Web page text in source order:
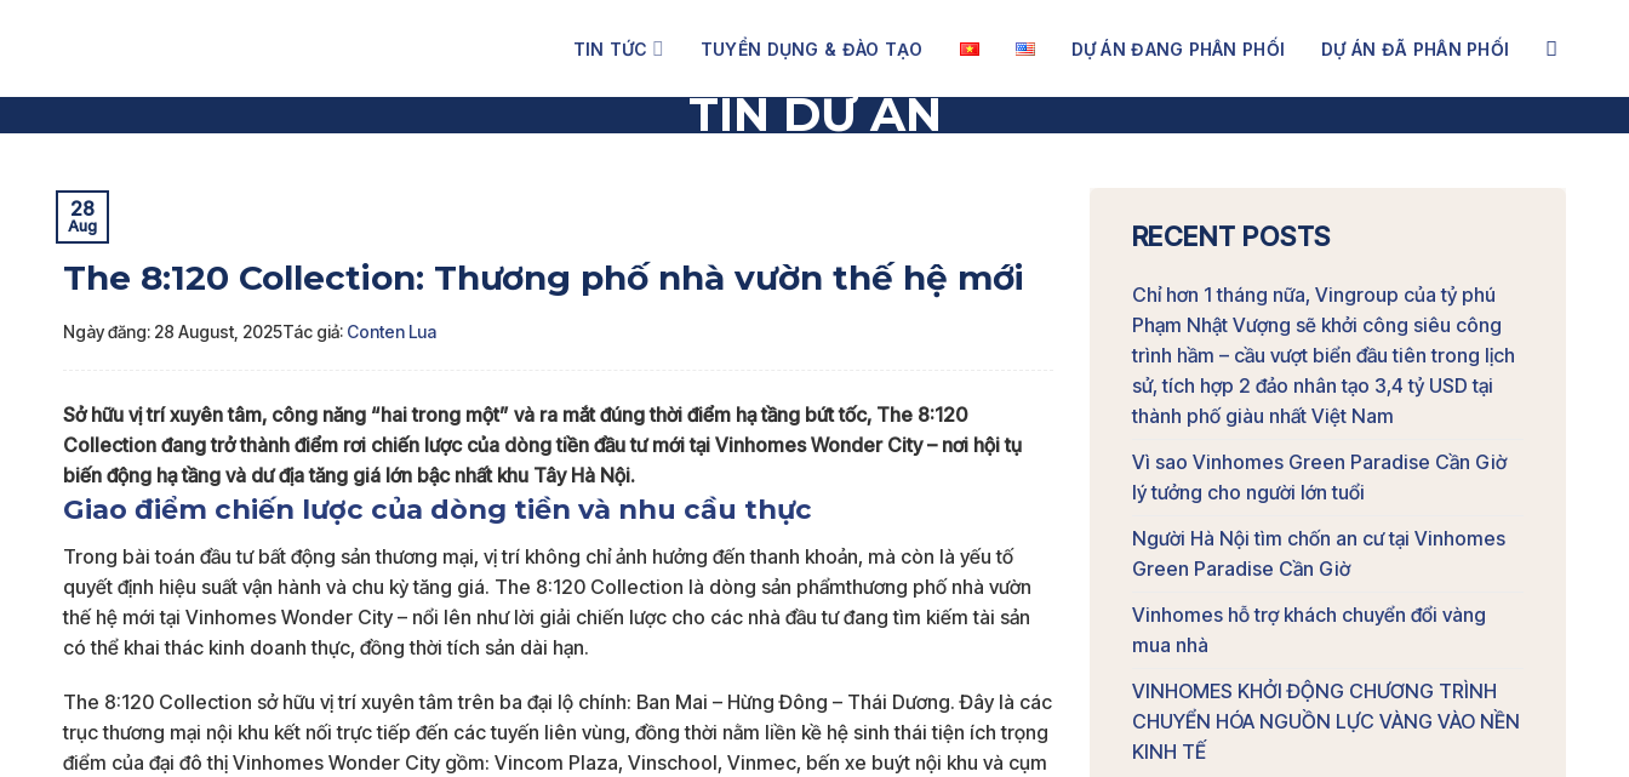
TIN TỨC TUYỂN DỤNG & ĐÀO TẠO DỰ ÁN ĐANG PHÂN PHỐI DỰ ÁN ĐÃ PHÂN PHỐI
TIN DỰ ÁN
28
Aug
The 8:120 Collection: Thương phố nhà vườn thế hệ mới
Ngày đăng: 28 August, 2025Tác giả: Conten Lua
Sở hữu vị trí xuyên tâm, công năng “hai trong một” và ra mắt đúng thời điểm hạ tầng bứt tốc, The 8:120
Collection đang trở thành điểm rơi chiến lược của dòng tiền đầu tư mới tại Vinhomes Wonder City – nơi hội tụ
biến động hạ tầng và dư địa tăng giá lớn bậc nhất khu Tây Hà Nội.
Giao điểm chiến lược của dòng tiền và nhu cầu thực
Trong bài toán đầu tư bất động sản thương mại, vị trí không chỉ ảnh hưởng đến thanh khoản, mà còn là yếu tố
quyết định hiệu suất vận hành và chu kỳ tăng giá. The 8:120 Collection là dòng sản phẩmthương phố nhà vườn
thế hệ mới tại Vinhomes Wonder City – nổi lên như lời giải chiến lược cho các nhà đầu tư đang tìm kiếm tài sản
có thể khai thác kinh doanh thực, đồng thời tích sản dài hạn.
The 8:120 Collection sở hữu vị trí xuyên tâm trên ba đại lộ chính: Ban Mai – Hừng Đông – Thái Dương. Đây là các
trục thương mại nội khu kết nối trực tiếp đến các tuyến liên vùng, đồng thời nằm liền kề hệ sinh thái tiện ích trọng
điểm của đại đô thị Vinhomes Wonder City gồm: Vincom Plaza, Vinschool, Vinmec, bến xe buýt nội khu và cụm
RECENT POSTS
Chỉ hơn 1 tháng nữa, Vingroup của tỷ phú
Phạm Nhật Vượng sẽ khởi công siêu công
trình hầm – cầu vượt biển đầu tiên trong lịch
sử, tích hợp 2 đảo nhân tạo 3,4 tỷ USD tại
thành phố giàu nhất Việt Nam
Vì sao Vinhomes Green Paradise Cần Giờ
lý tưởng cho người lớn tuổi
Người Hà Nội tìm chốn an cư tại Vinhomes
Green Paradise Cần Giờ
Vinhomes hỗ trợ khách chuyển đổi vàng
mua nhà
VINHOMES KHỞI ĐỘNG CHƯƠNG TRÌNH
CHUYỂN HÓA NGUỒN LỰC VÀNG VÀO NỀN
KINH TẾ